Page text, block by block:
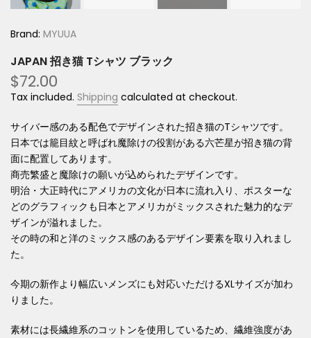
Brand: MYUUA
JAPAN 招き猫 Tシャツ ブラック
$72.00
Tax included. Shipping calculated at checkout.
サイバー感のある配色でデザインされた招き猫のTシャツです。
日本では籠目紋と呼ばれ魔除けの役割がある六芒星が招き猫の背
面に配置してあります。
商売繁盛と魔除けの願いが込められたデザインです。
明治・大正時代にアメリカの文化が日本に流れ入り、ポスターな
どのグラフィックも日本とアメリカがミックスされた魅力的なデ
ザインが溢れました。
その時の和と洋のミックス感のあるデザイン要素を取り入れまし
た。
今期の新作より幅広いメンズにも対応いただけるXLサイズが加わ
りました。
素材には長繊維系のコットンを使用しているため、繊維強度があ